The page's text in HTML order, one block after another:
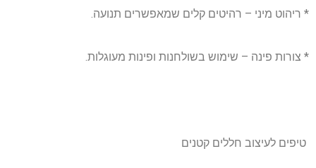
* ריהוט מיני – רהיטים קלים שמאפשרים תנועה.
* צורות פינה – שימוש בשולחנות ופינות מעוגלות.
טיפים לעיצוב חללים קטנים